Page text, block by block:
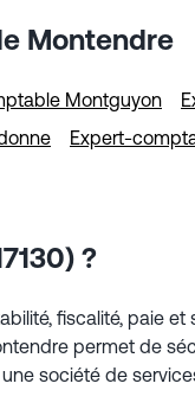
Montendre
Montguyon
Expert-
?
fiscalité, paie
permet de
société de